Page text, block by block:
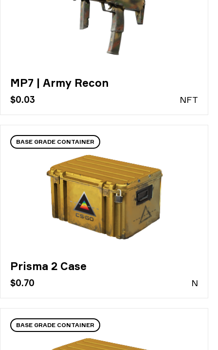
MP7 | Army Recon
$0.03 NFT
BASE GRADE CONTAINER
Prisma 2 Case
$0.70 N
BASE GRADE CONTAINER